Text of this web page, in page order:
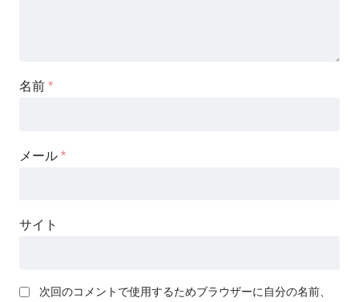
名前 *
メール *
サイト
次回のコメントで使用するためブラウザーに自分の名前、